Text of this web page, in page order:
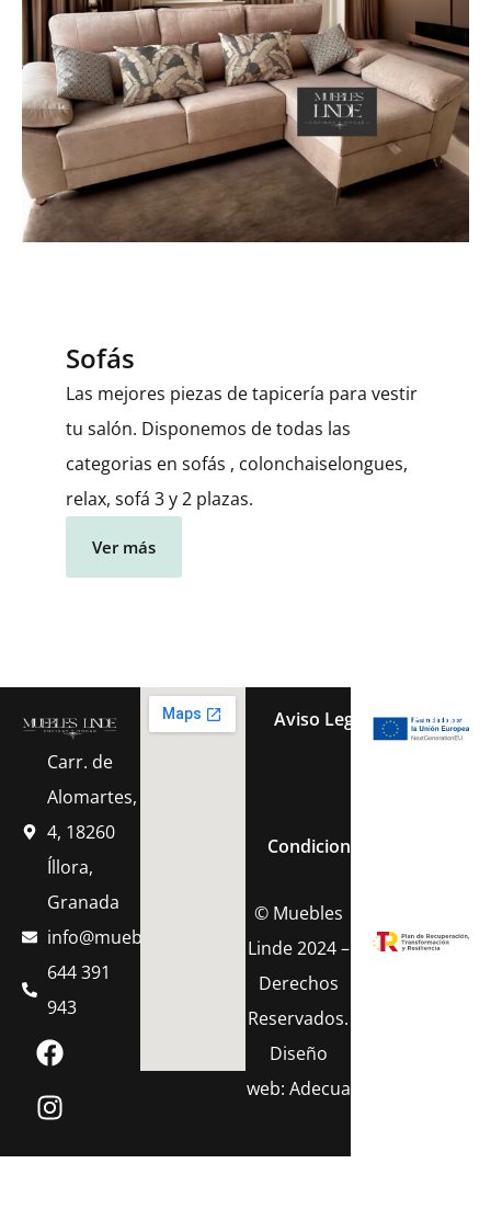
Sofás
Las mejores piezas de tapicería para vestir
tu salón. Disponemos de todas las
categorias en sofás , colonchaiselongues,
relax, sofá 3 y 2 plazas.
Ver más
Carr. de
Alomartes,
4, 18260
Íllora,
Granada
info@muebleslinde.com
644 391
943
Aviso Legal Política
Condiciones Generales
© Muebles
Linde 2024 –
Derechos
Reservados.
Diseño
web: Adecua